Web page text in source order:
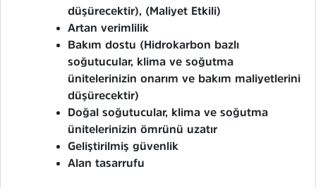
düşürecektir), (Maliyet Etkili)
Artan verimlilik
Bakım dostu (Hidrokarbon bazlı
soğutucular, klima ve soğutma
ünitelerinizin onarım ve bakım maliyetlerini
düşürecektir)
Doğal soğutucular, klima ve soğutma
ünitelerinizin ömrünü uzatır
Geliştirilmiş güvenlik
Alan tasarrufu